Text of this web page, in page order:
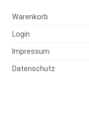
Warenkorb
Login
Impressum
Datenschutz